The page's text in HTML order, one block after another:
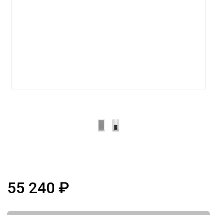
55 240 ₽